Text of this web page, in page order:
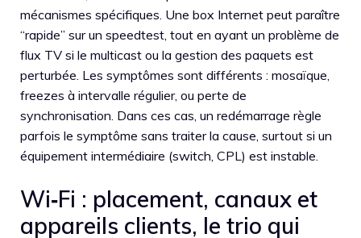
mécanismes spécifiques. Une box Internet peut paraître
“rapide” sur un speedtest, tout en ayant un problème de
flux TV si le multicast ou la gestion des paquets est
perturbée. Les symptômes sont différents : mosaïque,
freezes à intervalle régulier, ou perte de
synchronisation. Dans ces cas, un redémarrage règle
parfois le symptôme sans traiter la cause, surtout si un
équipement intermédiaire (switch, CPL) est instable.
Wi‑Fi : placement, canaux et
appareils clients, le trio qui